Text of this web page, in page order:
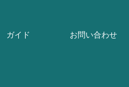
ガイド お問い合わせ